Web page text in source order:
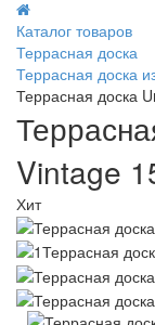
Каталог товаров
Террасная доска
Террасная доска
Террасная доска
Vintage
Хит